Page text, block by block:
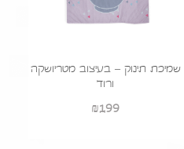
שמיכת תינוק – בעיצוב מטריושקה
ורוד
₪199